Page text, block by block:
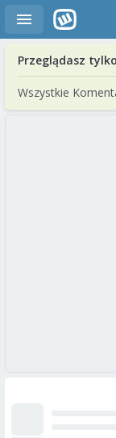
Przeglądasz
Wszystkie